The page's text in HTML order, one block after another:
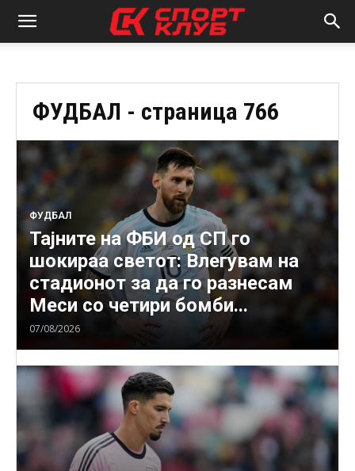
ФУДБАЛ - страница 766
ФУДБАЛ
Тајните на ФБИ од СП го
шокираа светот: Влегувам на
стадионот за да го разнесам
Меси со четири бомби...
07/08/2026